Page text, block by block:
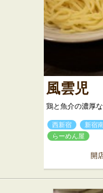
風雲児
鶏と魚介の濃厚な
西新宿
新宿
らーめん屋
開